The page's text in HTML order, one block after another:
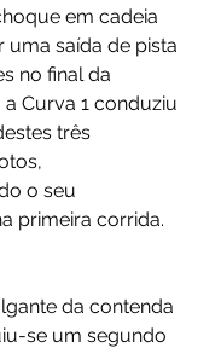
em cadeia
saída de pista
no final da
Curva 1 conduziu
três
o seu
primeira corrida.
da contenda
se um segundo